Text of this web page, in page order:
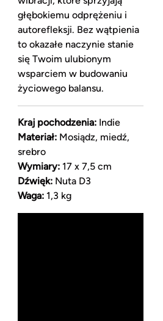
głębokiemu odprężeniu i
autorefleksji. Bez wątpienia
to okazałe naczynie stanie
się Twoim ulubionym
wsparciem w budowaniu
życiowego balansu.
Kraj pochodzenia:Indie
Materiał:Mosiądz, miedź,
srebro
Wymiary:17 x 7,5 cm
Dźwięk:Nuta D3
Waga:1,3 kg